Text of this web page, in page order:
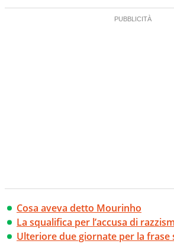
Cosa aveva detto Mourinho
La squalifica per l’accusa di
Ulteriore due giornate per la